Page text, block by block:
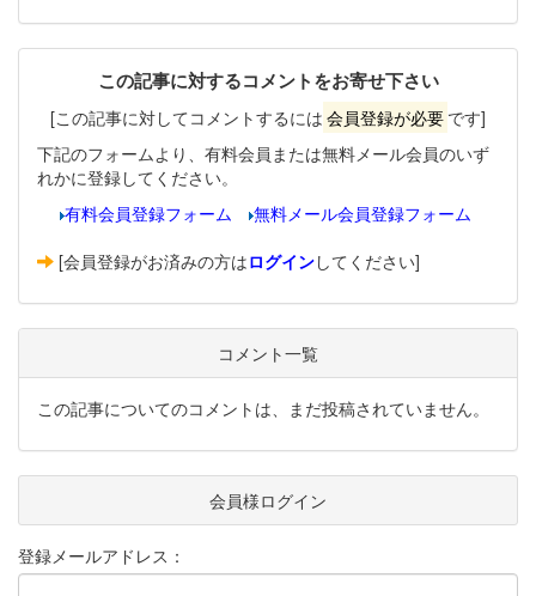
この記事に対するコメントをお寄せ下さい
[この記事に対してコメントするには 会員登録が必要 です]
下記のフォームより、有料会員または無料メール会員のいず
れかに登録してください。
有料会員登録フォーム
無料メール会員登録フォーム
[会員登録がお済みの方はログインしてください]
コメント一覧
この記事についてのコメントは、まだ投稿されていません。
会員様ログイン
登録メールアドレス：